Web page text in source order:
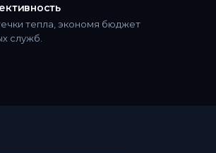
тепла, экономя бюджет
служб.